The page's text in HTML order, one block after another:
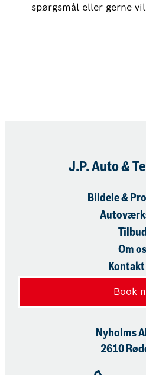
spørgsmål eller gerne
J.P. Auto &
Bildele &
Tilbud
Om os
Kontakt
Book
Nyholms
2610